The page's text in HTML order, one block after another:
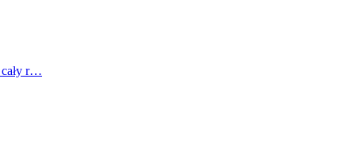
cały r…